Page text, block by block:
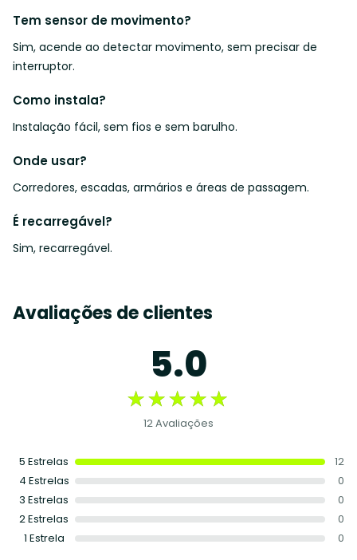
Tem sensor de movimento?
Sim, acende ao detectar movimento, sem precisar de
interruptor.
Como instala?
Instalação fácil, sem fios e sem barulho.
Onde usar?
Corredores, escadas, armários e áreas de passagem.
É recarregável?
Sim, recarregável.
Avaliações de clientes
5.0
★★★★★
★★★★★
12 Avaliações
5 Estrelas
12
4 Estrelas
0
3 Estrelas
0
2 Estrelas
0
1 Estrela
0